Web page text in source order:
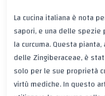
La cucina italiana è nota
sapori, e una delle
la curcuma. Questa
delle Zingiberaceae, è
solo per le sue proprietà
virtù mediche. In questo